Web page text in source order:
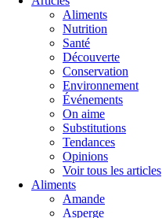
Aliments
Nutrition
Santé
Découverte
Conservation
Environnement
Événements
On aime
Substitutions
Tendances
Opinions
Voir tous les articles
Aliments
Amande
Asperge